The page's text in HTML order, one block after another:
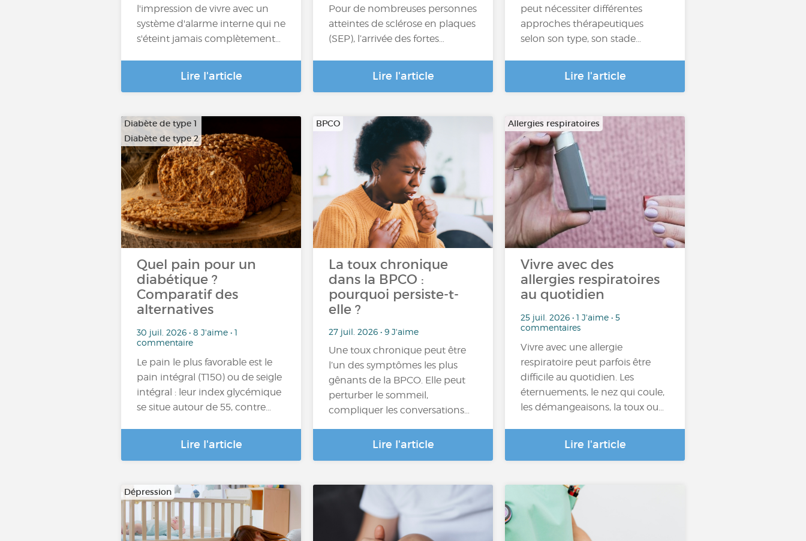
l'impression de vivre avec un
système d'alarme interne qui ne
s'éteint jamais complètement…
Lire l'article
Pour de nombreuses personnes
atteintes de sclérose en plaques
(SEP), l’arrivée des fortes…
Lire l'article
peut nécessiter différentes
approches thérapeutiques
selon son type, son stade…
Lire l'article
Diabète de type 1
Diabète de type 2
Quel pain pour un
diabétique ?
Comparatif des
alternatives
30 juil. 2026 • 8 J'aime • 1
commentaire
Le pain le plus favorable est le
pain intégral (T150) ou de seigle
intégral : leur index glycémique
se situe autour de 55, contre…
Lire l'article
BPCO
La toux chronique
dans la BPCO :
pourquoi persiste-t-
elle ?
27 juil. 2026 • 9 J'aime
Une toux chronique peut être
l’un des symptômes les plus
gênants de la BPCO. Elle peut
perturber le sommeil,
compliquer les conversations…
Lire l'article
Allergies respiratoires
Vivre avec des
allergies respiratoires
au quotidien
25 juil. 2026 • 1 J'aime • 5
commentaires
Vivre avec une allergie
respiratoire peut parfois être
difficile au quotidien. Les
éternuements, le nez qui coule,
les démangeaisons, la toux ou…
Lire l'article
Dépression